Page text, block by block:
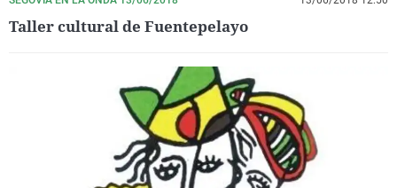
Taller cultural de Fuentepelayo